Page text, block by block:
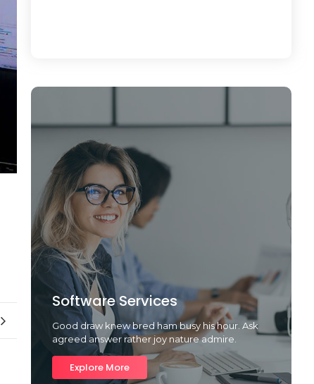
Software Services
Good draw knew bred ham busy his hour. Ask
agreed answer rather joy nature admire.
Explore More